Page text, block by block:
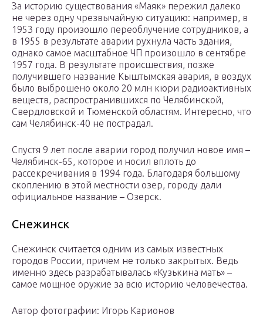
За историю существования «Маяк» пережил далеко
не через одну чрезвычайную ситуацию: например, в
1953 году произошло переоблучение сотрудников, а
в 1955 в результате аварии рухнула часть здания,
однако самое масштабное ЧП произошло в сентябре
1957 года. В результате происшествия, позже
получившего название Кыштымская авария, в воздух
было выброшено около 20 млн кюри радиоактивных
веществ, распространившихся по Челябинской,
Свердловской и Тюменской областям. Интересно, что
сам Челябинск-40 не пострадал.
Спустя 9 лет после аварии город получил новое имя –
Челябинск-65, которое и носил вплоть до
рассекречивания в 1994 года. Благодаря большому
скоплению в этой местности озер, городу дали
официальное название – Озерск.
Снежинск
Снежинск считается одним из самых известных
городов России, причем не только закрытых. Ведь
именно здесь разрабатывалась «Кузькина мать» –
самое мощное оружие за всю историю человечества.
Автор фотографии: Игорь Карионов